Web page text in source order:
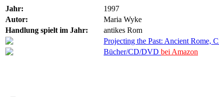
Jahr:
1997
Autor:
Maria Wyke
Handlung spielt im Jahr:
antikes Rom
Projecting the Past: Ancient Rome,
Bücher/CD/DVD bei Amazon